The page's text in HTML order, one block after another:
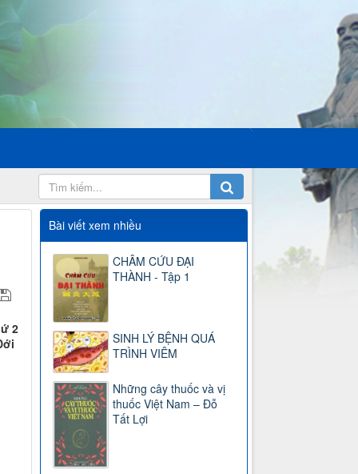
2
Bài viết xem nhiều
CHÂM CỨU ĐẠI
THÀNH - Tập 1
SINH LÝ BỆNH QUÁ
TRÌNH VIÊM
Những cây thuốc và vị
thuốc Việt Nam – Đỗ
Tất Lợi